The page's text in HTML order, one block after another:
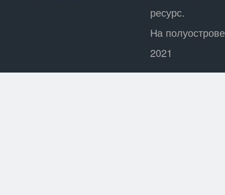
ресурс.
На
2021